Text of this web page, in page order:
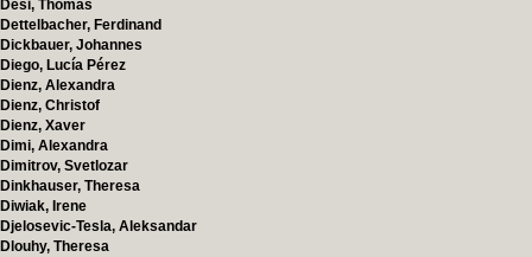
Desi, Thomas
Dettelbacher, Ferdinand
Dickbauer, Johannes
Diego, Lucía Pérez
Dienz, Alexandra
Dienz, Christof
Dienz, Xaver
Dimi, Alexandra
Dimitrov, Svetlozar
Dinkhauser, Theresa
Diwiak, Irene
Djelosevic-Tesla, Aleksandar
Dlouhy, Theresa